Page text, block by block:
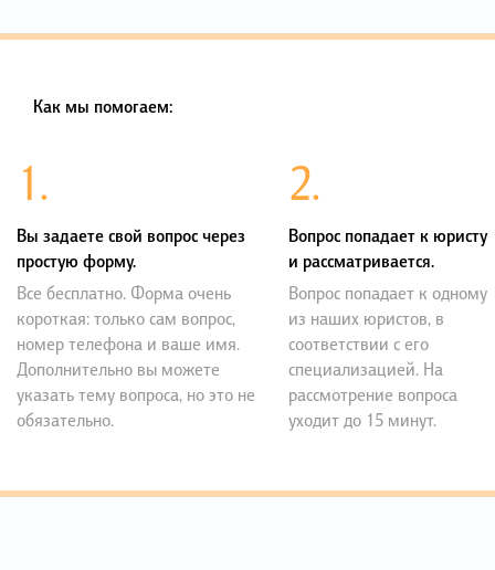
Как мы помогаем:
1.
Вы задаете свой вопрос через
простую форму.
Все бесплатно. Форма очень
короткая: только сам вопрос,
номер телефона и ваше имя.
Дополнительно вы можете
указать тему вопроса, но это не
обязательно.
2.
Вопрос попадает к юристу
и рассматривается.
Вопрос попадает к одному
из наших юристов, в
соответствии с его
специализацией. На
рассмотрение вопроса
уходит до 15 минут.